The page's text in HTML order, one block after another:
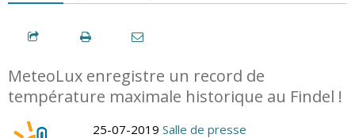
MeteoLux enregistre un record de
température maximale historique au Findel !
25-07-2019 Salle de presse